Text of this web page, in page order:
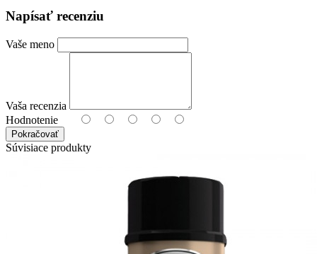
Napísať recenziu
Vaše meno
Vaša recenzia
Hodnotenie
Pokračovať
Súvisiace produkty